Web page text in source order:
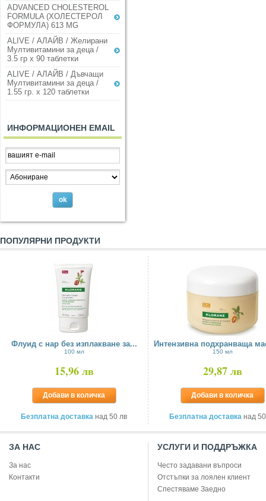
ADVANCED CHOLESTEROL
FORMULA (ХОЛЕСТЕРОЛ
ФОРМУЛА) 613 MG
ALIVE / АЛАЙВ / Желирани
Мултивитамини за деца /
3.5 гр х 90 таблетки
ALIVE / АЛАЙВ / Дъвчащи
Мултивитамини за деца /
1.55 гр. х 120 таблетки
ИНФОРМАЦИОНЕН EMAIL
ПОПУЛЯРНИ ПРОДУКТИ
Флуид с нар без изплакване за...
100 мл
15,96 лв
Добави в количка
Безплатна доставка над 50 лв
Интензивна подхранваща
150 мл
29,87 лв
Добави в количка
Безплатна доставка над
ЗА НАС
За нас
Контакти
УСЛУГИ И ПОДДРЪЖКА
Често задавани въпроси
Отстъпки за лоялен клиент
Спестяваме Заедно